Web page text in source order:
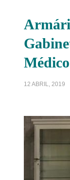
Médico
12 ABRIL, 2019